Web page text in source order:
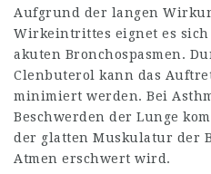
Aufgrund der langen
Wirkeintrittes eignet es
akuten Bronchospasmen.
Clenbuterol kann das
minimiert werden. Bei
Beschwerden der Lunge
der glatten Muskulatur der
Atmen erschwert wird.